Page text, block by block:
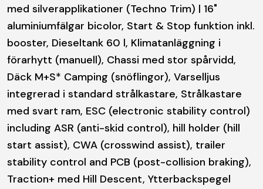
med silverapplikationer (Techno Trim) | 16"
aluminiumfälgar bicolor, Start & Stop funktion inkl.
booster, Dieseltank 60 l, Klimatanläggning i
förarhytt (manuell), Chassi med stor spårvidd,
Däck M+S* Camping (snöflingor), Varselljus
integrerad i standard strålkastare, Strålkastare
med svart ram, ESC (electronic stability control)
including ASR (anti-skid control), hill holder (hill
start assist), CWA (crosswind assist), trailer
stability control and PCB (post-collision braking),
Traction+ med Hill Descent, Ytterbackspegel